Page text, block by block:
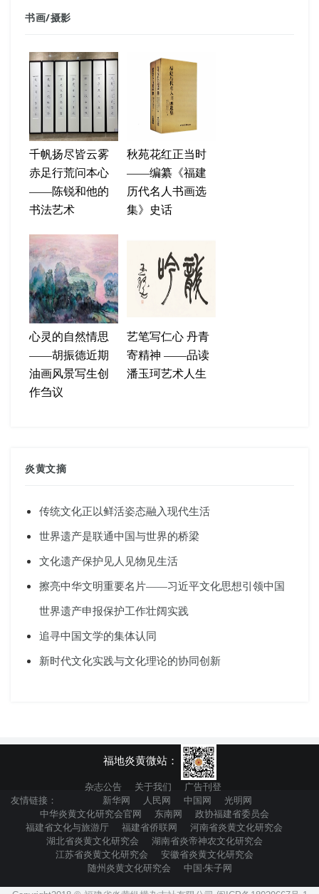
书画/摄影
千帆扬尽皆云雾
赤足行荒问本心
——陈锐和他的
书法艺术
秋苑花红正当时
——编纂《福建
历代名人书画选
集》史话
心灵的自然情思
——胡振德近期
油画风景写生创
作刍议
艺笔写仁心 丹青
寄精神 ——品读
潘玉珂艺术人生
炎黄文摘
传统文化正以鲜活姿态融入现代生活
世界遗产是联通中国与世界的桥梁
文化遗产保护见人见物见生活
擦亮中华文明重要名片——习近平文化思想引领中国
世界遗产申报保护工作壮阔实践
追寻中国文学的集体认同
新时代文化实践与文化理论的协同创新
福地炎黄微站：
杂志公告 关于我们
广告刊登
友情链接：
新华网 人民网 中国网
光明网
中华炎黄文化研究会官网
东南网
政协福建省委员会
福建省文化与旅游厅
福建省侨联网
河南省炎黄文化研究会
湖北省炎黄文化研究会
湖南省炎帝神农文化研究会
江苏省炎黄文化研究会
安徽省炎黄文化研究会
随州炎黄文化研究会
中国·朱子网